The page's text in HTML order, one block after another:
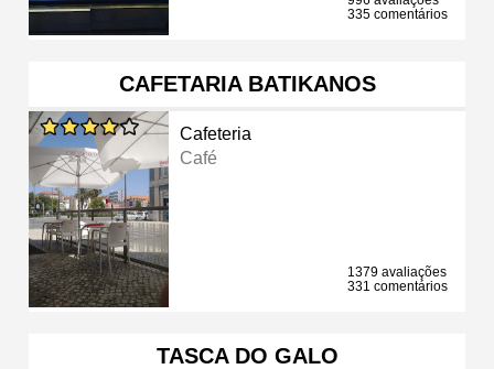
335 comentários
CAFETARIA BATIKANOS
Cafeteria
Café
1379 avaliações
331 comentários
TASCA DO GALO